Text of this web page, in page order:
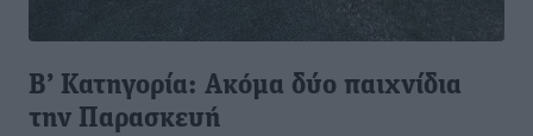
Β’ Κατηγορία: Ακόμα δύο παιχνίδια
την Παρασκευή